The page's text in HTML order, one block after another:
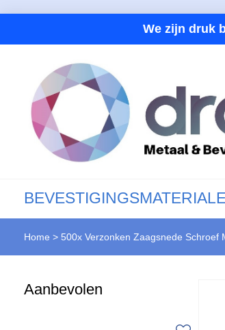
We zijn druk
Home > 500x Verzonken Zaagsnede Schroef
Aanbevolen